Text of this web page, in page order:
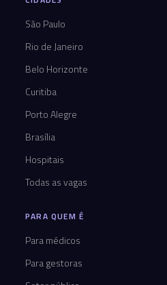
São Paulo
Rio de Janeiro
Belo Horizonte
Curitiba
Porto Alegre
Brasília
Hospitais
Todas as vagas
PARA QUEM É
Para médicos
Para gestoras